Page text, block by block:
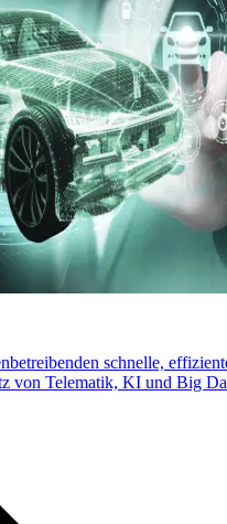
schnelle,
von Telematik, KI und Big